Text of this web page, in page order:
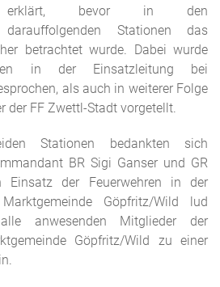
erklärt, bevor in den
darauffolgenden Stationen das
betrachtet wurde. Dabei wurde
in der Einsatzleitung bei
als auch in weiterer Folge
der FF Zwettl-Stadt vorgetellt.
Stationen bedankten sich
BR Sigi Ganser und GR
der Feuerwehren in der
Göpfritz/Wild lud
anwesenden Mitglieder der
Göpfritz/Wild zu einer